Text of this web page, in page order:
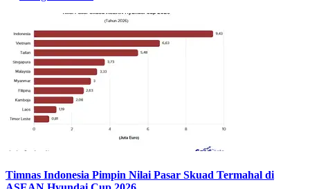
emas maupun ketika hendak melakukan penjualan kembali
buyback) untuk mencairkan keuntungan.
Baca Juga:10 Produk Investasi yang Paling Diminati Indonesia
pada 2025
Sumber: